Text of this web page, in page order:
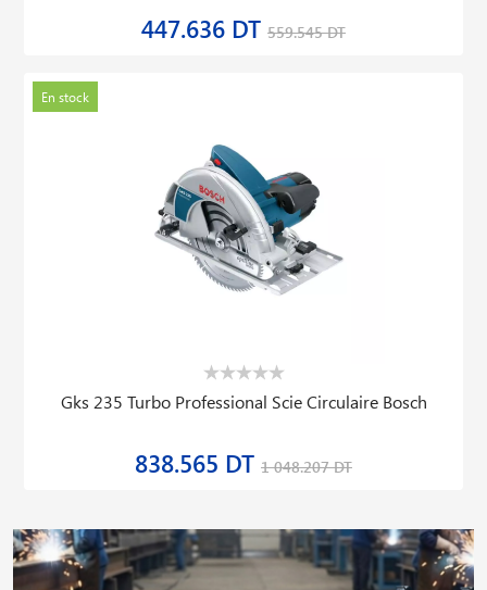
447.636 DT 559.545 DT
En stock
Gks 235 Turbo Professional Scie Circulaire Bosch
838.565 DT 1 048.207 DT